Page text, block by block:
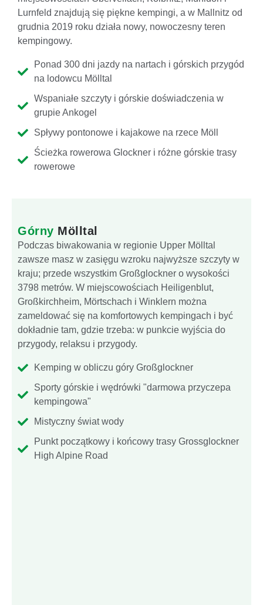
Lurnfeld znajdują się piękne kempingi, a w Mallnitz od
grudnia 2019 roku działa nowy, nowoczesny teren
kempingowy.
Ponad 300 dni jazdy na nartach i górskich przygód
na lodowcu Mölltal
Wspaniałe szczyty i górskie doświadczenia w
grupie Ankogel
Spływy pontonowe i kajakowe na rzece Möll
Ścieżka rowerowa Glockner i różne górskie trasy
rowerowe
Górny Mölltal
Podczas biwakowania w regionie Upper Mölltal
zawsze masz w zasięgu wzroku najwyższe szczyty w
kraju; przede wszystkim Großglockner o wysokości
3798 metrów. W miejscowościach Heiligenblut,
Großkirchheim, Mörtschach i Winklern można
zameldować się na komfortowych kempingach i być
dokładnie tam, gdzie trzeba: w punkcie wyjścia do
przygody, relaksu i przygody.
Kemping w obliczu góry Großglockner
Sporty górskie i wędrówki "darmowa przyczepa
kempingowa"
Mistyczny świat wody
Punkt początkowy i końcowy trasy Grossglockner
High Alpine Road